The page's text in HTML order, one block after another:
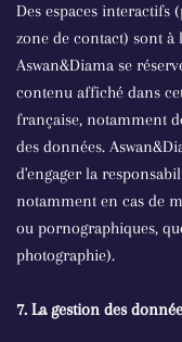
Des espaces interactifs
zone de contact) sont à
Aswan&Diama se
contenu affiché dans
française, notamment
des données.
d'engager la
notamment en cas de
ou pornographiques,
photographie).
7. La gestion des